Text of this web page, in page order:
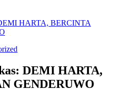
HARTA, BERCINTA
DEMI HARTA,
GENDERUWO